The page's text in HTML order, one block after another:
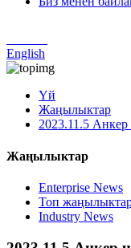
English
Үй
Жаңылыктар
2023.11.5
Жаңылыктар
Enterprise News
Топ
Industry News